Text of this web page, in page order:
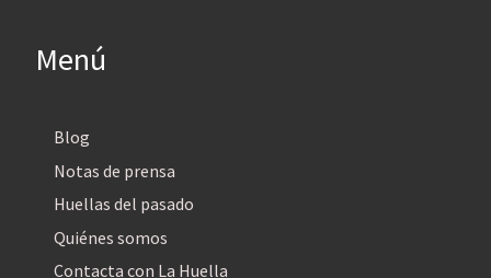
Menú
Blog
Notas de prensa
Huellas del pasado
Quiénes somos
Contacta con La Huella